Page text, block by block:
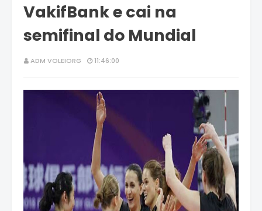
VakifBank e cai na
semifinal do Mundial
ADM VOLEIORG 11:46:00